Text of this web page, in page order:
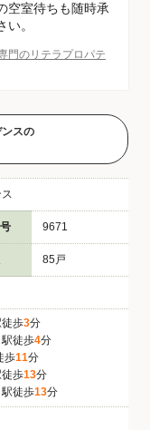
空室待ちも随時承
。
門のリテラプロパテ
スの
9671
85戸
徒歩3分
駅徒歩4分
歩11分
徒歩13分
駅徒歩13分